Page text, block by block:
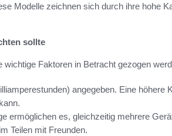
Modelle zeichnen sich durch ihre hohe
sollte
Faktoren in Betracht gezogen
angegeben. Eine höhere
ermöglichen es, gleichzeitig mehrere
Teilen mit Freunden.